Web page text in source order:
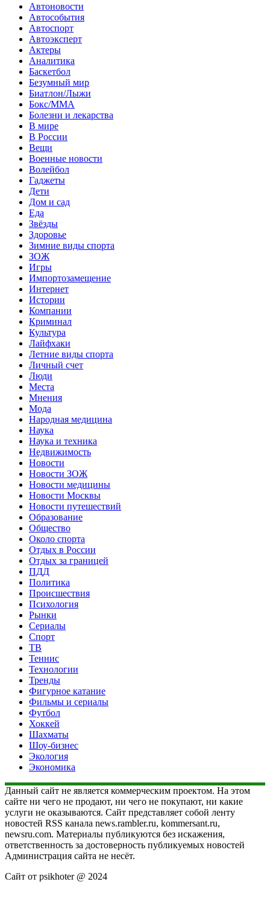
Автоновости
Автособытия
Автоспорт
Автоэксперт
Актеры
Аналитика
Баскетбол
Безумный мир
Биатлон/Лыжи
Бокс/MMA
Болезни и лекарства
В мире
В России
Вещи
Военные новости
Волейбол
Гаджеты
Дети
Дом и сад
Еда
Звёзды
Здоровье
Зимние виды спорта
ЗОЖ
Игры
Импортозамещение
Интернет
Истории
Компании
Криминал
Культура
Лайфхаки
Летние виды спорта
Личный счет
Люди
Места
Мнения
Мода
Народная медицина
Наука
Наука и техника
Недвижимость
Новости
Новости ЗОЖ
Новости медицины
Новости Москвы
Новости путешествий
Образование
Общество
Около спорта
Отдых в России
Отдых за границей
ПДД
Политика
Происшествия
Психология
Рынки
Сериалы
Спорт
ТВ
Теннис
Технологии
Тренды
Фигурное катание
Фильмы и сериалы
Футбол
Хоккей
Шахматы
Шоу-бизнес
Экология
Экономика
Данный сайт не является коммерческим проектом. На этом
сайте ни чего не продают, ни чего не покупают, ни какие
услуги не оказываются. Сайт представляет собой ленту
новостей RSS канала news.rambler.ru, kommersant.ru,
newsru.com. Материалы публикуются без искажения,
ответственность за достоверность публикуемых новостей
Администрация сайта не несёт.
Сайт от psikhoter @ 2024